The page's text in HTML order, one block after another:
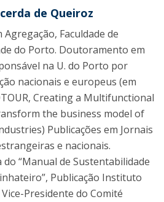
de Queiroz
Faculdade de
do Porto. Doutoramento em
na U. do Porto por
nacionais e europeus (em
Creating a Multifunctional
the business model of
Publicações em Jornais
e nacionais.
“Manual de Sustentabilidade
Publicação Instituto
Presidente do Comité